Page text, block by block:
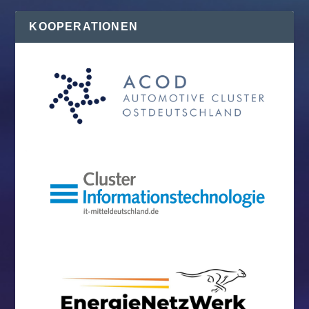
KOOPERATIONEN